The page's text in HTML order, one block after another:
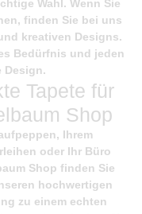
Wahl. Wenn Sie
finden Sie bei uns
kreativen Designs.
Bedürfnis und jeden
Design.
Tapete für
Shop
Ihrem
oder Ihr Büro
Shop finden Sie
hochwertigen
zu einem echten